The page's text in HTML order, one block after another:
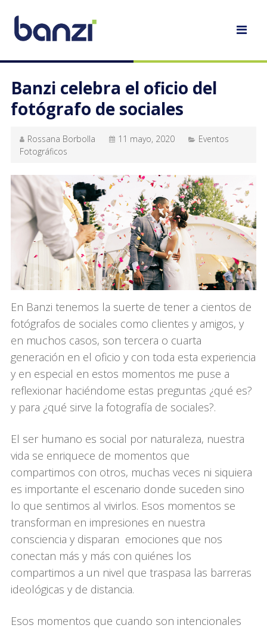
Banzi celebra el oficio del
fotógrafo de sociales
Rossana Borbolla 11 mayo, 2020
Eventos
Fotográficos
En Banzi tenemos la suerte de tener a cientos de
fotógrafos de sociales como clientes y amigos, y
en muchos casos, son tercera o cuarta
generación en el oficio y con toda esta experiencia
y en especial en estos momentos me puse a
reflexionar haciéndome estas preguntas ¿qué es?
y para ¿qué sirve la fotografía de sociales?.
El ser humano es social por naturaleza, nuestra
vida se enriquece de momentos que
compartimos con otros, muchas veces ni siquiera
es importante el escenario donde suceden sino
lo que sentimos al vivirlos. Esos momentos se
transforman en impresiones en nuestra
consciencia y disparan emociones que nos
conectan más y más con quiénes los
compartimos a un nivel que traspasa las barreras
ideológicas y de distancia.
Esos momentos que cuando son intencionales